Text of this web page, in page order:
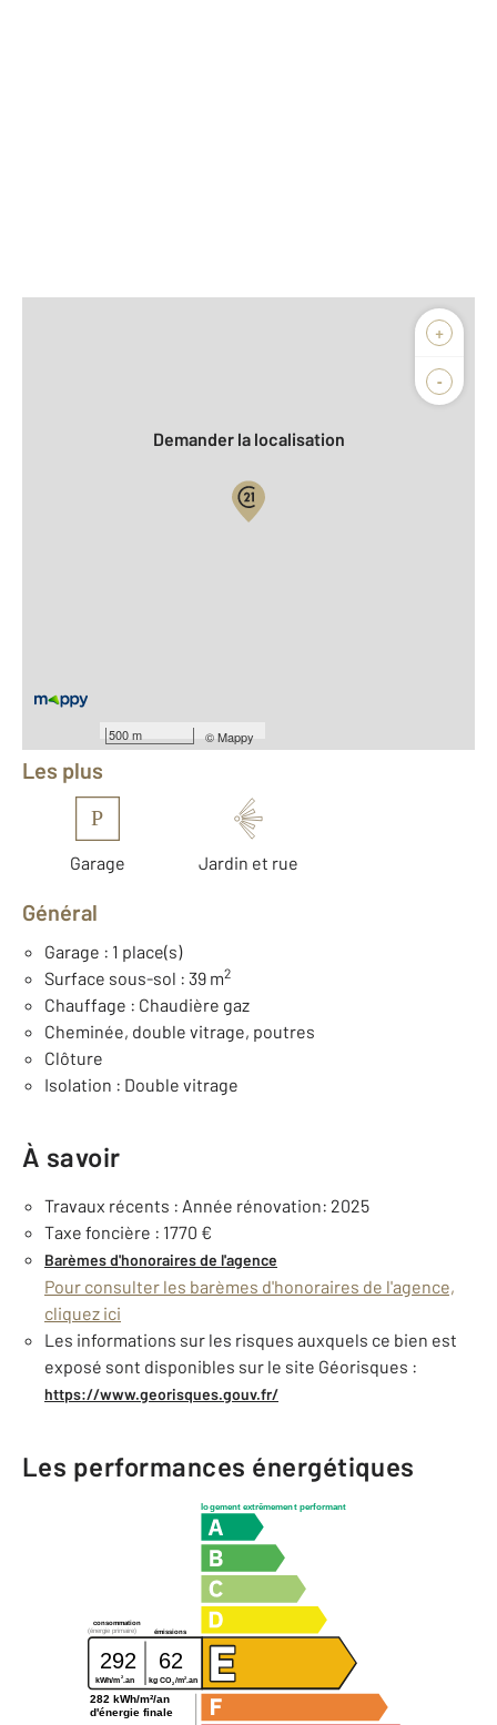
+
-
500 m ©Mappy
Biens vendus
Demander la localisation
Équipements
Les plus
P
Garage Jardin et rue
Général
Garage : 1 place(s)
Surface sous-sol : 39 m2
Chauffage : Chaudière gaz
Cheminée, double vitrage, poutres
Clôture
Isolation : Double vitrage
À savoir
Travaux récents : Année rénovation: 2025
Taxe foncière : 1770 €
Barèmes d'honoraires de l'agence
Pour consulter les barèmes d'honoraires de l'agence,
cliquez ici
Les informations sur les risques auxquels ce bien est
exposé sont disponibles sur le site Géorisques :
https://www.georisques.gouv.fr/
Les performances énergétiques
logement extrêmement performant
consommation
émissions
(énergie primaire)
292 62
kWh/m2.an kg CO2/m2 .an
282 kWh/m²/an
d'énergie finale